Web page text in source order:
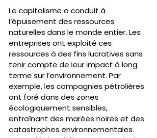
Le capitalisme a conduit à
l’épuisement des ressources
naturelles dans le monde entier. Les
entreprises ont exploité ces
ressources à des fins lucratives sans
tenir compte de leur impact à long
terme sur l’environnement. Par
exemple, les compagnies pétrolières
ont foré dans des zones
écologiquement sensibles,
entraînant des marées noires et des
catastrophes environnementales.